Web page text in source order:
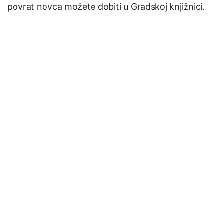
povrat novca možete dobiti u Gradskoj knjižnici.